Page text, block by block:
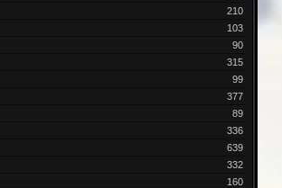
210
103
90
315
99
377
89
336
639
332
160